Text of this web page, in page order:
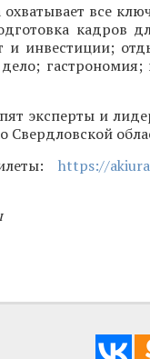
все
кадров
и инвестиции;
гастрономия;
эксперты и
Свердловской
https://